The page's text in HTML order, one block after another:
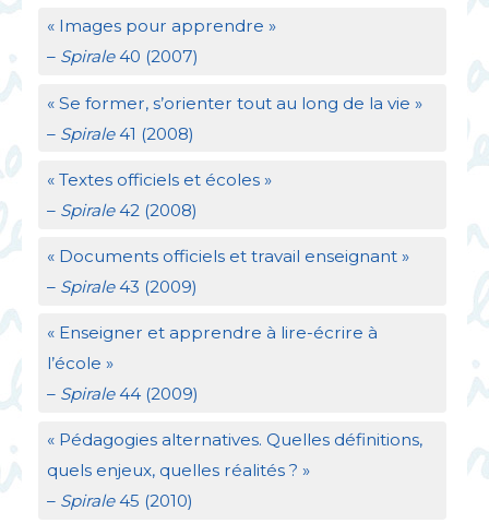
« Images pour apprendre »
– Spirale40 (2007)
« Se former, s’orienter tout au long de la vie »
– Spirale41 (2008)
« Textes officiels et écoles »
– Spirale42 (2008)
« Documents officiels et travail enseignant »
– Spirale43 (2009)
« Enseigner et apprendre à lire-écrire à
l’école »
– Spirale44 (2009)
« Pédagogies alternatives. Quelles définitions,
quels enjeux, quelles réalités ? »
– Spirale45 (2010)